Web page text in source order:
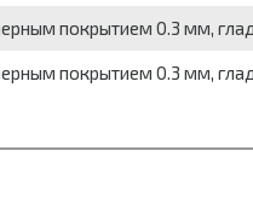
покрытием 0.3 мм,
покрытием 0.3 мм,